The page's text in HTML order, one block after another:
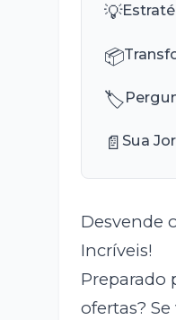
💡
📦
🏷️
📄 Sua
Desvende
Incríveis!
Preparado
ofertas?